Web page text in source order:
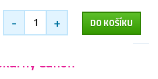
- + DO KOŠÍKU
Canon